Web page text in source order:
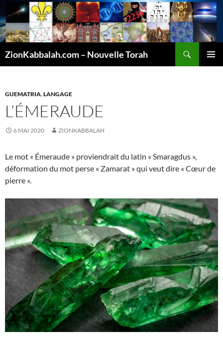
ZionKabbalah.com – Nouvelle Torah
GUEMATRIA,LANGAGE
L’ÉMERAUDE
6 MAI 2020 ZIONKABBALAH
Le mot « Émeraude » proviendrait du latin « Smaragdus »,
déformation du mot perse « Zamarat » qui veut dire « Cœur de
pierre ».